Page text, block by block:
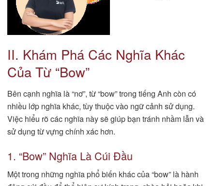
II. Khám Phá Các Nghĩa Khác
Của Từ “Bow”
Bên cạnh nghĩa là “nơ”, từ “bow” trong tiếng Anh còn có
nhiều lớp nghĩa khác, tùy thuộc vào ngữ cảnh sử dụng.
Việc hiểu rõ các nghĩa này sẽ giúp bạn tránh nhầm lẫn và
sử dụng từ vựng chính xác hơn.
1. “Bow” Nghĩa Là Cúi Đầu
Một trong những nghĩa phổ biến khác của “bow” là hành